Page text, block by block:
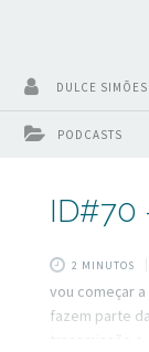
PODCASTS
DULCE SIMÕES
ID#70
2 MINUTOS
vou começar
fazem parte
transmissão